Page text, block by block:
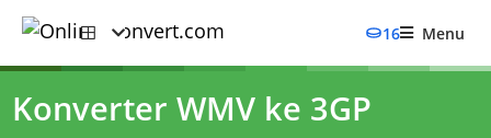
16 Menu
Konverter WMV ke 3GP